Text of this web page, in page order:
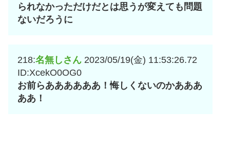
られなかっただけだとは思うが変えても問題
ないだろうに
218:名無しさん 2023/05/19(金) 11:53:26.72
ID:XcekO0OG0
お前らああああああ！悔しくないのかあああ
ああ！